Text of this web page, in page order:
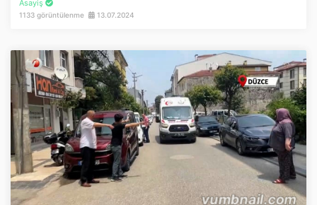
Asayiş
1133 görüntülenme 13.07.2024